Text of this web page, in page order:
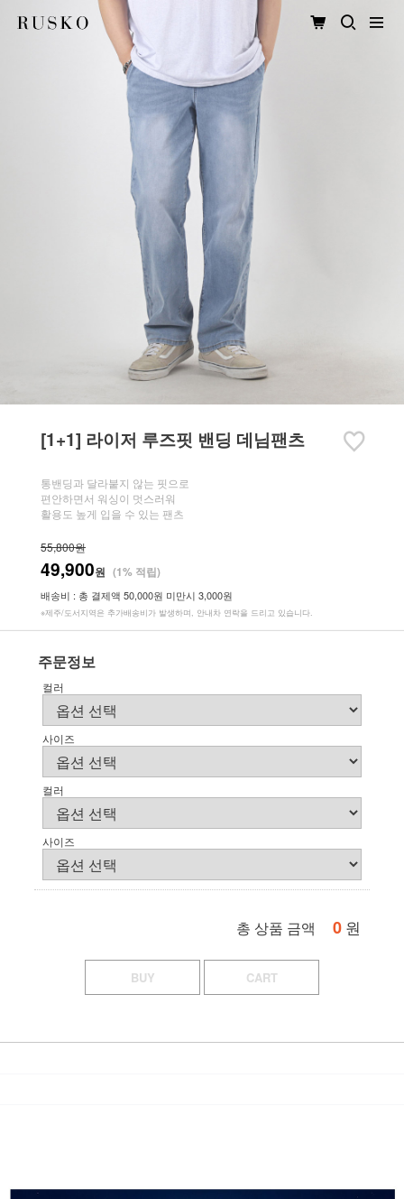
[1+1] 라이저 루즈핏 밴딩 데님팬츠
통밴딩과 달라붙지 않는 핏으로
편안하면서 워싱이 멋스러워
활용도 높게 입을 수 있는 팬츠
55,800원
49,900원 (1% 적립)
배송비 : 총 결제액 50,000원 미만시 3,000원
※제주/도서지역은 추가배송비가 발생하며, 안내차 연락을 드리고 있습니다.
주문정보
컬러
사이즈
컬러
사이즈
총 상품 금액 0 원
BUY CART